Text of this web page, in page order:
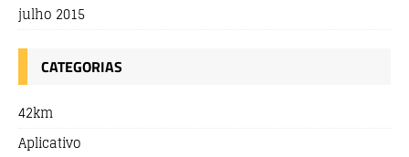
julho 2015
CATEGORIAS
42km
Aplicativo